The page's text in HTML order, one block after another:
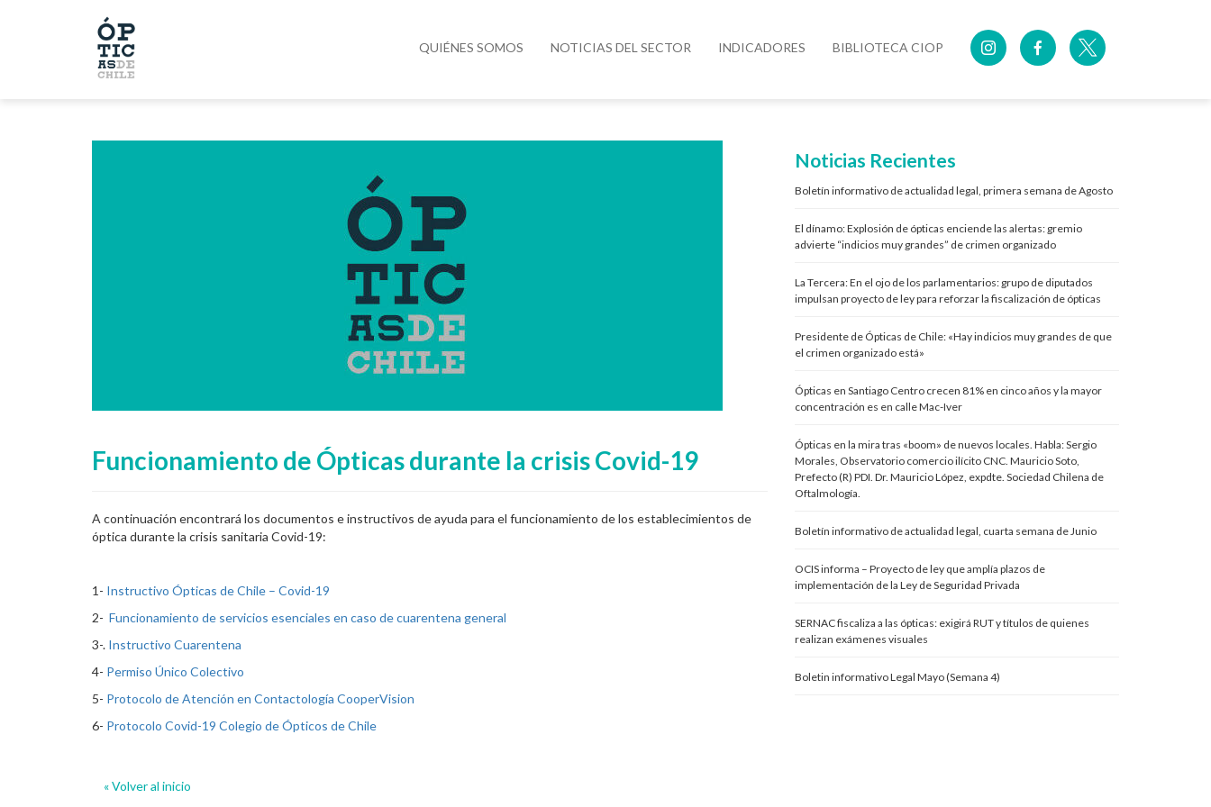
QUIÉNES SOMOS NOTICIAS DEL SECTOR INDICADORES BIBLIOTECA CIOP
Funcionamiento de Ópticas durante la crisis Covid-19
A continuación encontrará los documentos e instructivos de ayuda para el funcionamiento de los establecimientos de
óptica durante la crisis sanitaria Covid-19:
1- Instructivo Ópticas de Chile – Covid-19
2- Funcionamiento de servicios esenciales en caso de cuarentena general
3-. Instructivo Cuarentena
4- Permiso Único Colectivo
5- Protocolo de Atención en Contactología CooperVision
6- Protocolo Covid-19 Colegio de Ópticos de Chile
« Volver al inicio
Noticias Recientes
Boletín informativo de actualidad legal, primera semana de Agosto
El dínamo: Explosión de ópticas enciende las alertas: gremio
advierte “indicios muy grandes” de crimen organizado
La Tercera: En el ojo de los parlamentarios: grupo de diputados
impulsan proyecto de ley para reforzar la fiscalización de ópticas
Presidente de Ópticas de Chile: «Hay indicios muy grandes de que
el crimen organizado está»
Ópticas en Santiago Centro crecen 81% en cinco años y la mayor
concentración es en calle Mac-Iver
Ópticas en la mira tras «boom» de nuevos locales. Habla: Sergio
Morales, Observatorio comercio ilícito CNC. Mauricio Soto,
Prefecto (R) PDI. Dr. Mauricio López, expdte. Sociedad Chilena de
Oftalmología.
Boletín informativo de actualidad legal, cuarta semana de Junio
OCIS informa – Proyecto de ley que amplía plazos de
implementación de la Ley de Seguridad Privada
SERNAC fiscaliza a las ópticas: exigirá RUT y títulos de quienes
realizan exámenes visuales
Boletin informativo Legal Mayo (Semana 4)